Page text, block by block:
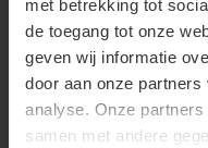
met betrekking tot
de toegang tot onze
geven wij informatie
door aan onze
analyse. Onze
samen met andere